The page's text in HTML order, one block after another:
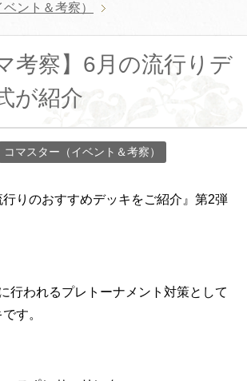
ント＆考察）
考察】6月の流行りデ
が紹介
コマスター（イベント＆考察）
りのおすすめデッキをご紹介』第2弾
行われるプレトーナメント対策として
す。